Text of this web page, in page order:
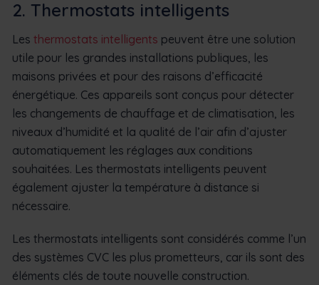
2. Thermostats intelligents
Les thermostats intelligents peuvent être une solution
utile pour les grandes installations publiques, les
maisons privées et pour des raisons d’efficacité
énergétique. Ces appareils sont conçus pour détecter
les changements de chauffage et de climatisation, les
niveaux d’humidité et la qualité de l’air afin d’ajuster
automatiquement les réglages aux conditions
souhaitées. Les thermostats intelligents peuvent
également ajuster la température à distance si
nécessaire.
Les thermostats intelligents sont considérés comme l’un
des systèmes CVC les plus prometteurs, car ils sont des
éléments clés de toute nouvelle construction.